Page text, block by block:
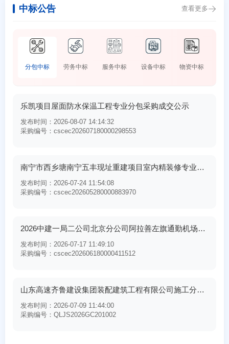
中标公告 查看更多
分包中标 劳务中标 服务中标 设备中标 物资中标
乐凯项目屋面防水保温工程专业分包采购成交公示
采购编号：cscec202607180000298553
发布时间：2026-08-07 14:14:32
南宁市西乡塘南宁五丰现址重建项目室内精装修专业分包工程成交结果公示
采购编号：cscec202605280000883970
发布时间：2026-07-24 11:54:08
2026中建一局二公司北京分公司阿拉善左旗通勤机场升级项目精装修工程专业分包采购中标公示
采购编号：cscec202606180000411512
发布时间：2026-07-17 11:49:10
山东高速齐鲁建设集团装配建筑工程有限公司施工分包类公开竞争性选拔（标段/包3）成交结果公示
采购编号：QLJS2026GC201002
发布时间：2026-07-09 11:44:00